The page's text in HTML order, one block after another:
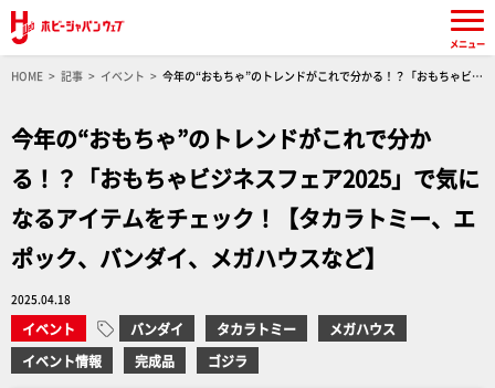
HOME 記事 イベント
今年の“おもちゃ”のトレンドがこれで分かる！？「おもちゃビジ
今年の“おもちゃ”のトレンドがこれで分か
る！？「おもちゃビジネスフェア2025」で気に
なるアイテムをチェック！【タカラトミー、エ
ポック、バンダイ、メガハウスなど】
2025.04.18
イベント バンダイ タカラトミー
メガハウス
イベント情報
完成品 ゴジラ
メニュー